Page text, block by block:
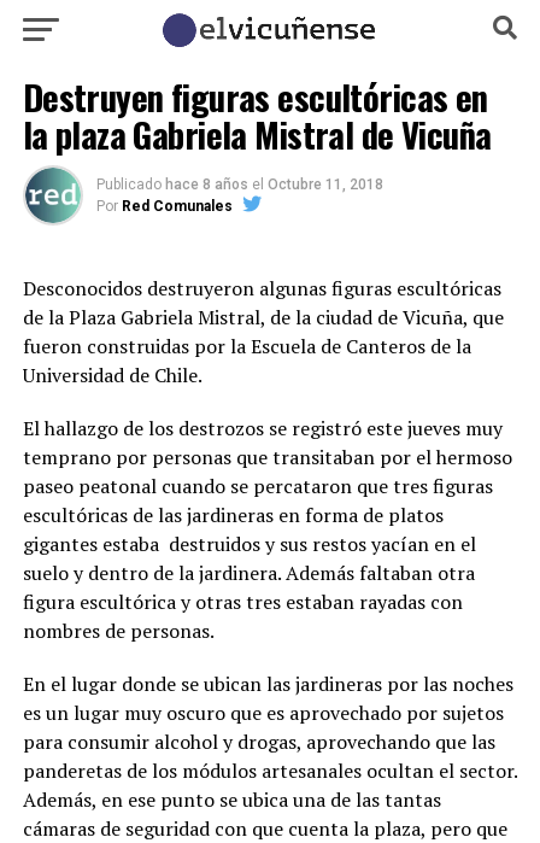
Destruyen figuras escultóricas en
la plaza Gabriela Mistral de Vicuña
Publicado hace 8 años el Octubre 11, 2018
Por Red Comunales
Desconocidos destruyeron algunas figuras escultóricas
de la Plaza Gabriela Mistral, de la ciudad de Vicuña, que
fueron construidas por la Escuela de Canteros de la
Universidad de Chile.
El hallazgo de los destrozos se registró este jueves muy
temprano por personas que transitaban por el hermoso
paseo peatonal cuando se percataron que tres figuras
escultóricas de las jardineras en forma de platos
gigantes estaba destruidos y sus restos yacían en el
suelo y dentro de la jardinera. Además faltaban otra
figura escultórica y otras tres estaban rayadas con
nombres de personas.
En el lugar donde se ubican las jardineras por las noches
es un lugar muy oscuro que es aprovechado por sujetos
para consumir alcohol y drogas, aprovechando que las
panderetas de los módulos artesanales ocultan el sector.
Además, en ese punto se ubica una de las tantas
cámaras de seguridad con que cuenta la plaza, pero que